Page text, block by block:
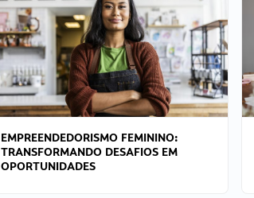
EMPREENDEDORISMO FEMININO:
TRANSFORMANDO DESAFIOS EM
OPORTUNIDADES